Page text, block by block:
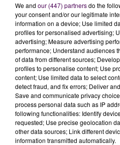
Deux rixes en
la fermeture
DERNIERS TITRES
We and our (447) partnersdo the
your consent and/or our legitimate
information on a device; Use limited
profiles for personalised advertising;
advertising; Measure advertising
performance; Understand audiences
of data from different sources;
profiles to personalise content; Use
content; Use limited data to select
detect fraud, and fix errors; Deliver
Save and communicate privacy
process personal data such as IP
following functionalities: Identify
requested; Use precise geolocation
other data sources; Link different
information transmitted automatically.